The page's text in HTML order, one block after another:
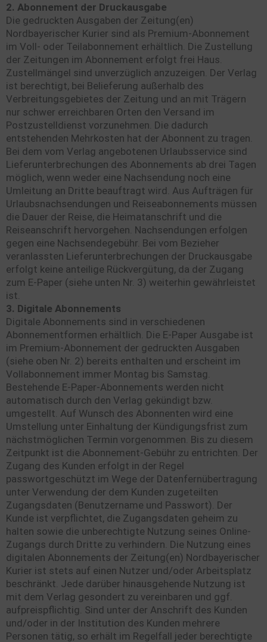
2. Abonnement der Druckausgabe
Die gedruckten Ausgaben der Zeitung(en)
Nordbayerischer Kurier sind als Premium-Abonnement
im Voll- oder Teilabonnement erhältlich. Die Zustellung
der Zeitungen im Abonnement erfolgt frei Haus.
Zustellmängel sind unverzüglich anzuzeigen. Der Verlag
ist berechtigt, bei Belieferung außerhalb des
Verbreitungsgebietes der Zeitung und an mit Trägern
nur schwer erreichbaren Orten den Versand im
Postzustelldienst vorzunehmen. Die dadurch
entstehenden Mehrkosten hat der Abonnent zu tragen.
Bei dem vom Verlag angebotenen Urlaubsservice sind
Lieferunterbrechungen des Abonnements ab drei Tagen
möglich, wenn weder eine Nachsendung noch eine
Umleitung an Dritte beauftragt wird. Aus Aufträgen für
Urlaubsnachsendungen und Reiseabonnements müssen
die Dauer der Reise, die Heimatanschrift und die
Reiseanschrift hervorgehen. Nachsendungen erfolgen
gegen eine Nachsendegebühr. Bei vom Bezieher
veranlassten Lieferunterbrechungen der Druckausgabe
erfolgt keine anteilige Rückvergütung, da der Zugang
zum E-Paper (siehe unten Nr. 3) weiterhin gewährleistet
ist.
3. Digitale Abonnements
Digitale Abonnements sind in verschiedenen
Abonnementformen erhältlich. Die E-Paper Ausgabe ist
im Premium-Abonnement der gedruckten Ausgaben
(siehe oben Nr. 2) bereits enthalten und erscheint im
Vollabonnement immer Montag bis Samstag.
Bestehende E-Paper-Abonnements werden nicht
automatisch durch den Verlag gekündigt bzw.
umgestellt. Auf Wunsch des Abonnenten wird eine
Umstellung unter Einhaltung der Kündigungsfrist zum
nächstmöglichen Termin vorgenommen. Bis zu diesem
Zeitpunkt ist die Abonnement-Gebühr zu entrichten. Der
Zugang des Kunden erfolgt in der Regel
passwortgeschützt im Wege der Datenfernübertragung
unter Verwendung der dem Kunden zugeteilten
Zugangsdaten (Benutzername und Passwort). Der
Kunde ist verpflichtet, die Zugangsdaten geheim zu
halten sowie die unberechtigte Nutzung seines Online-
Zugangs durch Dritte zu verhindern. Die Nutzung eines
digitalen Abonnements der Zeitung(en) Nordbayerischer
Kurier ist stets auf einen Nutzer und/oder Arbeitsplatz
beschränkt. Jede darüber hinausgehende Nutzung ist
mit dem Verlag gesondert zu vereinbaren und ggf.
aufpreispflichtig. Sind unter der Anschrift des Kunden
und/oder in der Institution des Kunden mehrere
Personen tätig, so erhält im Regelfall jeder berechtigte